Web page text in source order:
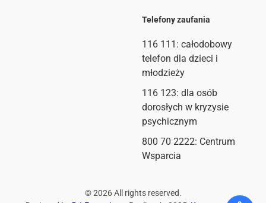
Telefony zaufania
116 111 : całodobowy
telefon dla dzieci i
młodzieży
116 123: dla osób
dorosłych w kryzysie
psychicznym
800 70 2222: Centrum
Wsparcia
©2026All rights reserved.